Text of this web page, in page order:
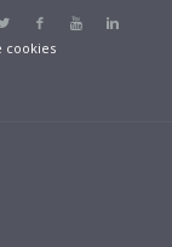
cookies